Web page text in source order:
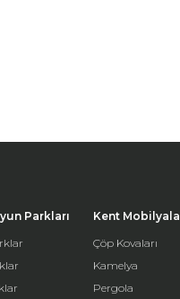
Parkları
Kent
Çöp Kovaları
Kamelya
Pergola